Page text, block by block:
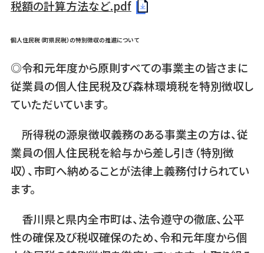
税額の計算方法など.pdf
個人住民税（町県民税）の特別徴収の推進について
◎令和元年度から原則すべての事業主の皆さまに
従業員の個人住民税及び森林環境税を特別徴収し
ていただいています。
所得税の源泉徴収義務のある事業主の方は、従
業員の個人住民税を給与から差し引き（特別徴
収）、市町へ納めることが法律上義務付けられてい
ます。
香川県と県内全市町は、法令遵守の徹底、公平
性の確保及び税収確保のため、令和元年度から個